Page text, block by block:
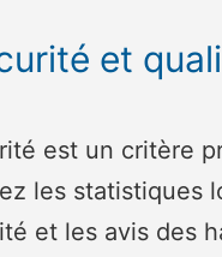
et
est un critère
les statistiques
et les avis des